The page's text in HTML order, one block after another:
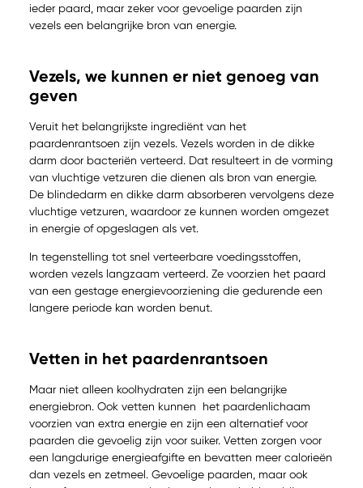
ieder paard, maar zeker voor gevoelige paarden zijn
vezels een belangrijke bron van energie.
Vezels, we kunnen er niet genoeg van
geven
Veruit het belangrijkste ingrediënt van het
paardenrantsoen zijn vezels. Vezels worden in de dikke
darm door bacteriën verteerd. Dat resulteert in de vorming
van vluchtige vetzuren die dienen als bron van energie.
De blindedarm en dikke darm absorberen vervolgens deze
vluchtige vetzuren, waardoor ze kunnen worden omgezet
in energie of opgeslagen als vet.
In tegenstelling tot snel verteerbare voedingsstoffen,
worden vezels langzaam verteerd. Ze voorzien het paard
van een gestage energievoorziening die gedurende een
langere periode kan worden benut.
Vetten in het paardenrantsoen
Maar niet alleen koolhydraten zijn een belangrijke
energiebron. Ook vetten kunnen het paardenlichaam
voorzien van extra energie en zijn een alternatief voor
paarden die gevoelig zijn voor suiker. Vetten zorgen voor
een langdurige energieafgifte en bevatten meer calorieën
dan vezels en zetmeel. Gevoelige paarden, maar ook